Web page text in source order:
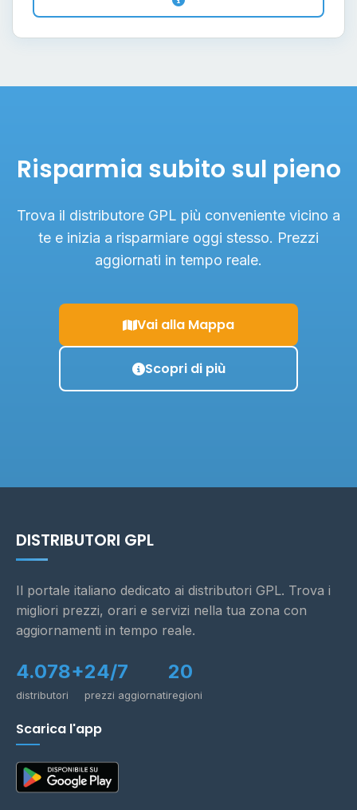
Risparmia subito sul pieno
Trova il distributore GPL più conveniente vicino a
te e inizia a risparmiare oggi stesso. Prezzi
aggiornati in tempo reale.
Vai alla Mappa
Scopri di più
DISTRIBUTORI GPL
Il portale italiano dedicato ai distributori GPL. Trova i
migliori prezzi, orari e servizi nella tua zona con
aggiornamenti in tempo reale.
4.078+
distributori
24/7
prezzi aggiornati
20
regioni
Scarica l'app